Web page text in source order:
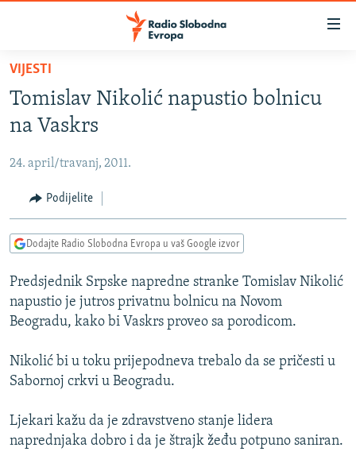
Pređite
glavni
sadržaj
na
navigaciju
Pređite
na
BOSNA I HERCEGOVINA
KOSOVO
CRNA GORA
VIDEO
FOTOGALERIJE
INFOGRAFIKE
PODCASTI
RAT U UKRAJINI
KINA NA BALKANU
ISPRIČAJ MI
SPECIJALI RSE
VIJESTI
Tomislav Nikolić napustio bolnicu
na Vaskrs
24. april/travanj, 2011.
Podijelite
Dodajte Radio Slobodna Evropa u vaš Google izvor
Predsjednik Srpske napredne stranke Tomislav Nikolić
napustio je jutros privatnu bolnicu na Novom
Beogradu, kako bi Vaskrs proveo sa porodicom.
Nikolić bi u toku prijepodneva trebalo da se pričesti u
Sabornoj crkvi u Beogradu.
Ljekari kažu da je zdravstveno stanje lidera
naprednjaka dobro i da je štrajk žeđu potpuno saniran.